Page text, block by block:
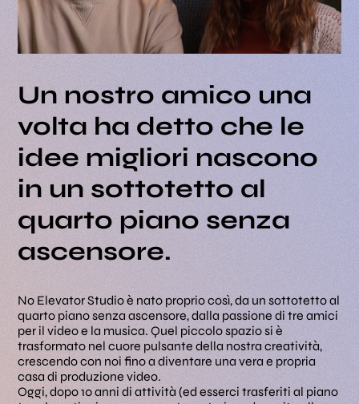
Un nostro amico una
volta ha detto che le
idee migliori nascono
in un sottotetto al
quarto piano senza
ascensore.
No Elevator Studio è nato proprio così, da un sottotetto al
quarto piano senza ascensore, dalla passione di tre amici
per il video e la musica. Quel piccolo spazio si è
trasformato nel cuore pulsante della nostra creatività,
crescendo con noi fino a diventare una vera e propria
casa di produzione video.
Oggi, dopo 10 anni di attività (ed esserci trasferiti al piano